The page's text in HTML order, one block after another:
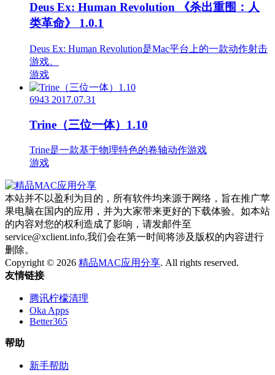
Deus Ex: Human Revolution 《杀出重围：人
类革命》 1.0.1
Deus Ex: Human Revolution是Mac平台上的一款动作射击
游戏。
游戏
6943 2017.07.31
Trine（三位一体）1.10
Trine是一款基于物理特色的卷轴动作游戏
游戏
本站并不以盈利为目的，所有软件均来源于网络，旨在推广苹
果电脑在国内的应用，并为大家带来更好的下载体验。如本站
的内容对您的权利造成了影响，请发邮件至
service@xclient.info,我们会在第一时间将涉及版权的内容进行
删除。
Copyright © 2026 精品MAC应用分享. All rights reserved.
友情链接
腾讯柠檬清理
Oka Apps
Better365
帮助
新手帮助